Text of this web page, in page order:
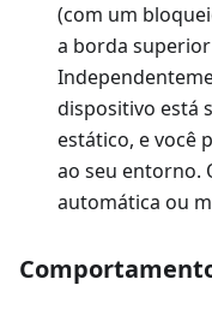
(com um
a borda
dispositivo está
estático, e você
ao seu entorno.
automática ou